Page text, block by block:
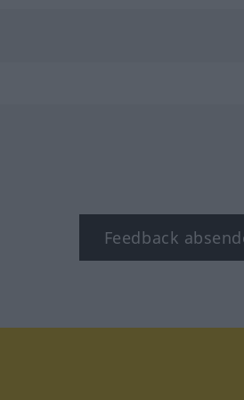
Feedback